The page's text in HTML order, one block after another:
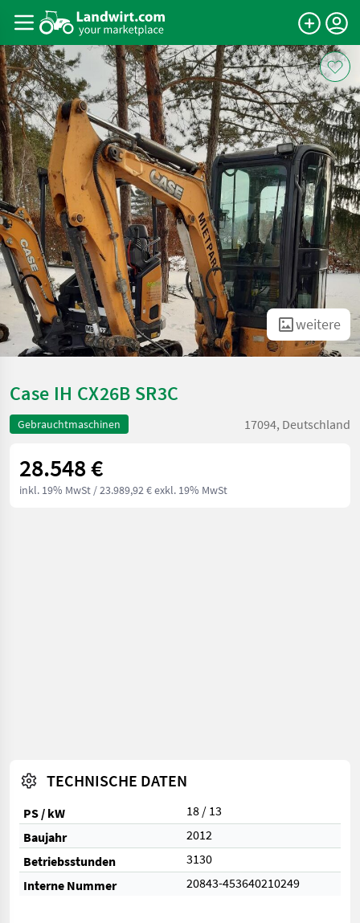
weitere
Case IH CX26B SR3C
Gebrauchtmaschinen 17094, Deutschland
28.548 €
inkl. 19% MwSt / 23.989,92 € exkl. 19% MwSt
TECHNISCHE DATEN
PS / kW
18 / 13
Baujahr
2012
Betriebsstunden
3130
Interne Nummer
20843-453640210249